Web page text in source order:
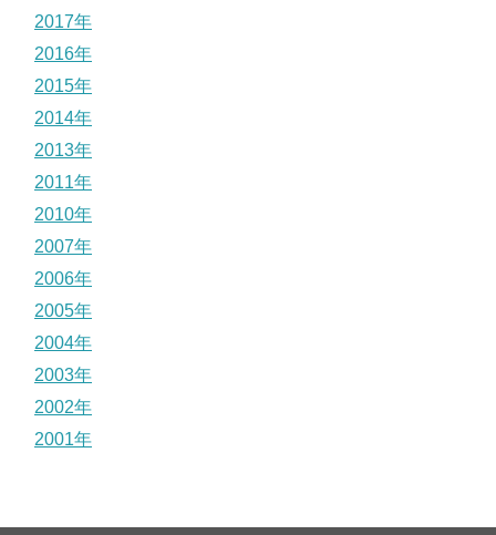
2017年
2016年
2015年
2014年
2013年
2011年
2010年
2007年
2006年
2005年
2004年
2003年
2002年
2001年